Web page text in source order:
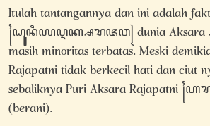
Itulah tantangannya dan ini adalah
꧌ꦝꦸꦤꦶꦪꦉꦏ꧀ꦱꦫꦗꦮ꧍ dunia Aksara
masih minoritas terbatas. Meski
Rajapatni tidak berkecil hati dan ciut
sebaliknya Puri Aksara Rajapatni
(berani).